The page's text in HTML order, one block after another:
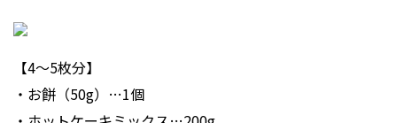
【4～5枚分】
・お餅（50g）…1個